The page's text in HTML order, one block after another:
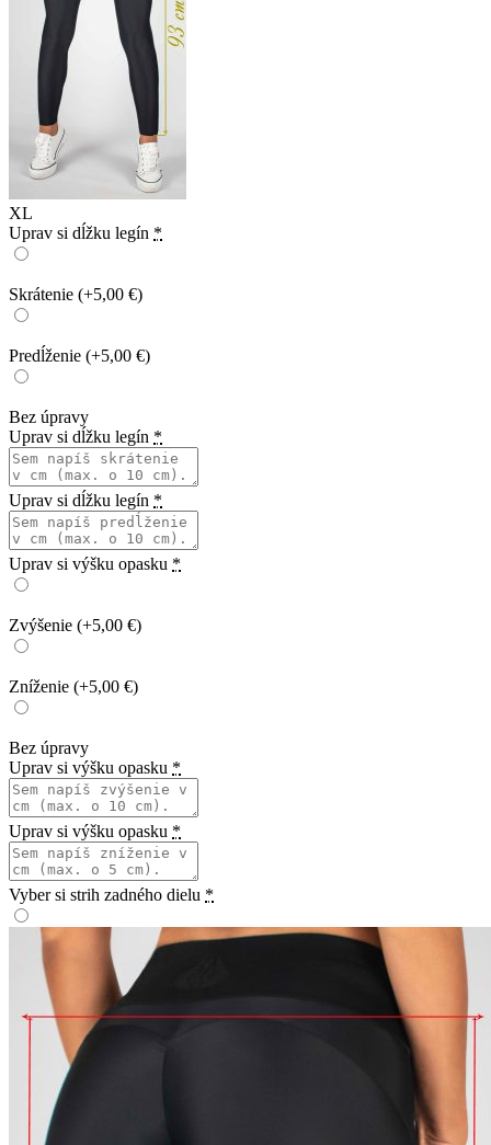
XL
Uprav si dĺžku legín *
Skrátenie (+5,00 €)
Predĺženie (+5,00 €)
Bez úpravy
Uprav si dĺžku legín *
Uprav si dĺžku legín *
Uprav si výšku opasku *
Zvýšenie (+5,00 €)
Zníženie (+5,00 €)
Bez úpravy
Uprav si výšku opasku *
Uprav si výšku opasku *
Vyber si strih zadného dielu *